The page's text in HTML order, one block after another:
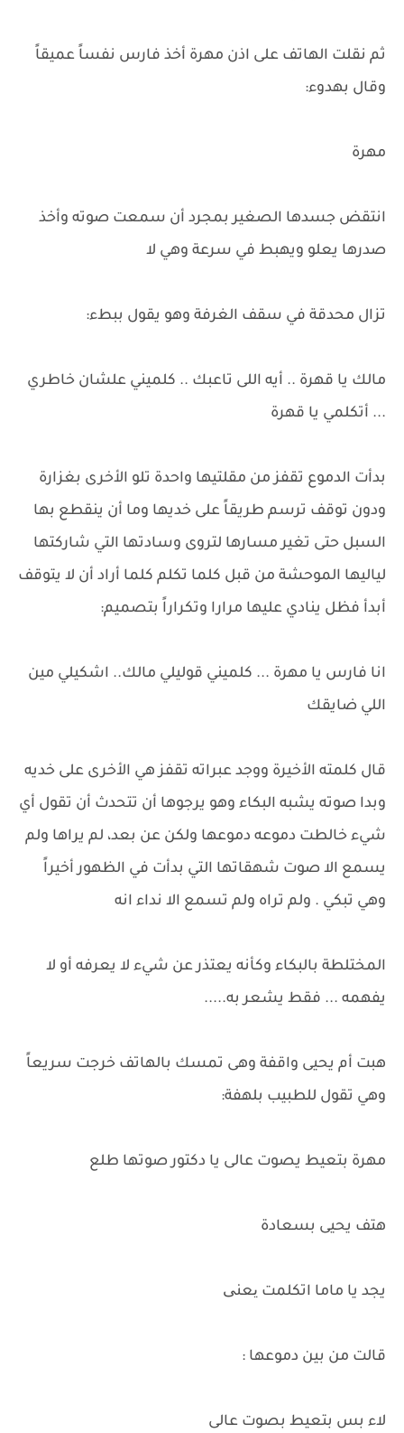
ثم نقلت الهاتف على اذن مهرة أخذ فارس نفساً عميقاً
وقال بهدوء:
مهرة
انتقض جسدها الصغير بمجرد أن سمعت صوته وأخذ
صدرها يعلو ويهبط في سرعة وهي لا
تزال محدقة في سقف الغرفة وهو يقول ببطء:
مالك يا قهرة .. أيه اللى تاعبك .. كلميني علشان خاطري
... أتكلمي يا قهرة
بدأت الدموع تقفز من مقلتيها واحدة تلو الأخرى بغزارة
ودون توقف ترسم طريقاً على خديها وما أن ينقطع بها
السبل حتى تغير مسارها لتروى وسادتها التي شاركتها
لياليها الموحشة من قبل كلما تكلم كلما أراد أن لا يتوقف
أبدأ فظل ينادي عليها مرارا وتكراراً بتصميم:
انا فارس يا مهرة ... كلميني قوليلي مالك.. اشكيلي مين
اللي ضايقك
قال كلمته الأخيرة ووجد عبراته تقفز هي الأخرى على خديه
وبدا صوته يشبه البكاء وهو يرجوها أن تتحدث أن تقول أي
شيء خالطت دموعه دموعها ولكن عن بعد، لم يراها ولم
يسمع الا صوت شهقاتها التي بدأت في الظهور أخيراً
وهي تبكي . ولم تراه ولم تسمع الا نداء انه
المختلطة بالبكاء وكأنه يعتذر عن شيء لا يعرفه أو لا
يفهمه ... فقط يشعر به.....
هبت أم يحيى واقفة وهى تمسك بالهاتف خرجت سريعاً
وهي تقول للطبيب بلهفة:
مهرة بتعيط يصوت عالى يا دكتور صوتها طلع
هتف يحيى بسعادة
يجد يا ماما اتكلمت یعنی
قالت من بين دموعها :
لاء بس بتعيط بصوت عالى